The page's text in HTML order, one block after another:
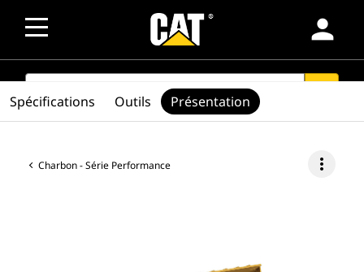
person
SEARCH
Charbon - Série Performance more_vert
Spécifications Outils Présentation